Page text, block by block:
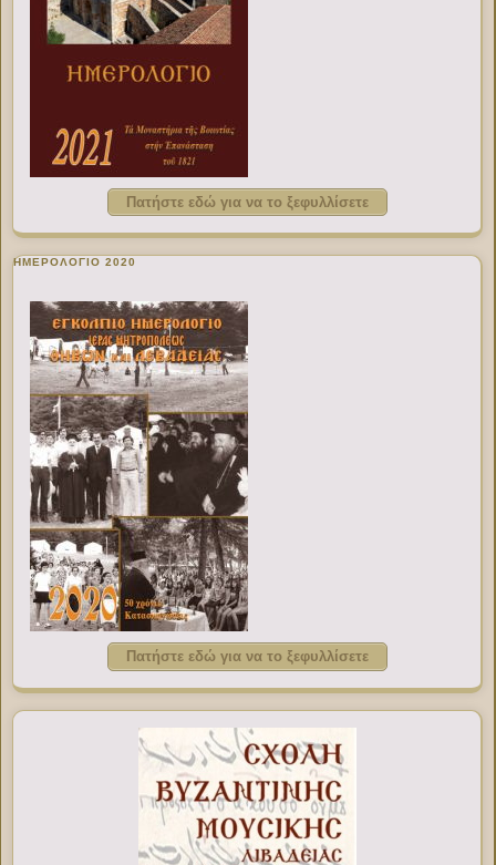
Πατήστε εδώ για να το ξεφυλλίσετε
ΗΜΕΡΟΛΟΓΙΟ 2020
Πατήστε εδώ για να το ξεφυλλίσετε